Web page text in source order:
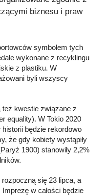
biznesu i praw
symbolem tych
wykonane z recyklingu
z plastiku. W
byli wszyscy
kwestie związane z
equality). W Tokio 2020
historii będzie rekordowo
że gdy kobiety wystąpiły
1900) stanowiły 2,2%
się 23 lipca, a
w całości będzie